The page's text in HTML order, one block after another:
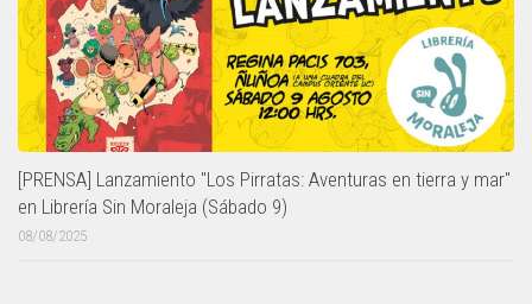
[PRENSA] Lanzamiento "Los Pirratas: Aventuras en tierra y mar"
en Librería Sin Moraleja (Sábado 9)
08/08/2025